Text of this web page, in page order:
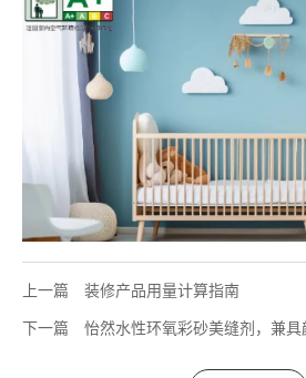
上一篇 装修产品用量计算指南
下一篇 怡然水性环氧彩砂美缝剂，兼具